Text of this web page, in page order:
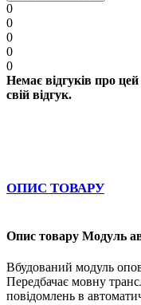
0
0
0
0
0
Немає відгуків про
свій відгук.
ОПИС ТОВАРУ
Опис товару Модуль
Вбудований модуль
Передбачає мовну
повідомлень в